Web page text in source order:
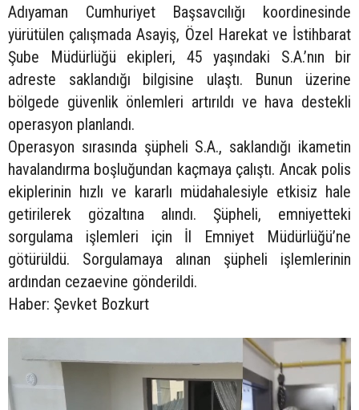
Adıyaman Cumhuriyet Başsavcılığı koordinesinde
yürütülen çalışmada Asayiş, Özel Harekat ve İstihbarat
Şube Müdürlüğü ekipleri, 45 yaşındaki S.A.’nın bir
adreste saklandığı bilgisine ulaştı. Bunun üzerine
bölgede güvenlik önlemleri artırıldı ve hava destekli
operasyon planlandı.
Operasyon sırasında şüpheli S.A., saklandığı ikametin
havalandırma boşluğundan kaçmaya çalıştı. Ancak polis
ekiplerinin hızlı ve kararlı müdahalesiyle etkisiz hale
getirilerek gözaltına alındı. Şüpheli, emniyetteki
sorgulama işlemleri için İl Emniyet Müdürlüğü’ne
götürüldü. Sorgulamaya alınan şüpheli işlemlerinin
ardından cezaevine gönderildi.
Haber: Şevket Bozkurt